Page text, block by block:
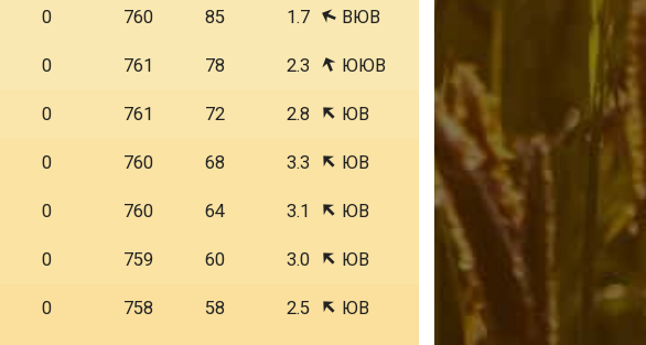
0 760 85 1.7 ВЮВ
0 761 78 2.3 ЮЮВ
0 761 72 2.8 ЮВ
0 760 68 3.3 ЮВ
0 760 64 3.1 ЮВ
0 759 60 3.0 ЮВ
0 758 58 2.5 ЮВ